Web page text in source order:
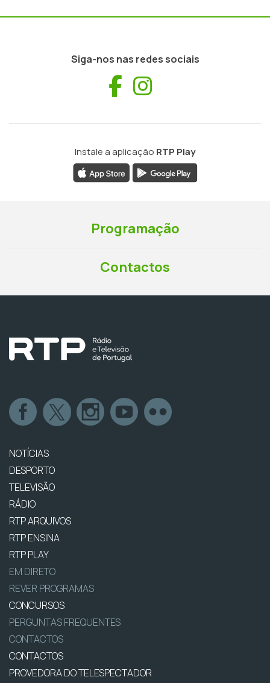
Siga-nos nas redes sociais
Facebook
Instale a aplicação RTP Play
Programação
Contactos
NOTÍCIAS
DESPORTO
TELEVISÃO
RÁDIO
RTP ARQUIVOS
RTP ENSINA
RTP PLAY
EM DIRETO
REVER PROGRAMAS
CONCURSOS
PERGUNTAS FREQUENTES
CONTACTOS
CONTACTOS
PROVEDORA DO TELESPECTADOR